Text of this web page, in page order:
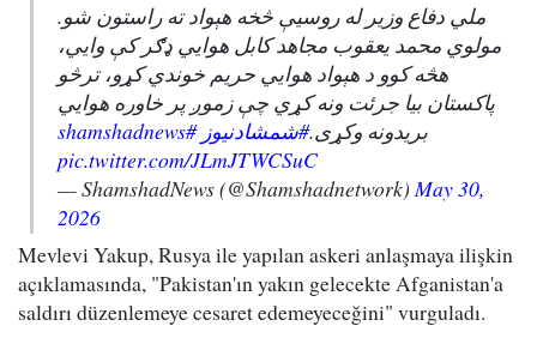
ملي دفاع وزیر له روسیې څخه هېواد ته راستون شو.
مولوي محمد یعقوب مجاهد کابل هوايي ډګر کې وايي،
هڅه کوو د هېواد هوايي حریم خوندي کړو، ترڅو
پاکستان بیا جرئت ونه کړي چې زموږ پر خاوره هوايي
بریدونه وکړی.#شمشادنیوز #shamshadnews
pic.twitter.com/JLmJTWCSuC
— ShamshadNews (@Shamshadnetwork)May 30,
2026
Mevlevi Yakup, Rusya ile yapılan askeri anlaşmaya ilişkin
açıklamasında, "Pakistan'ın yakın gelecekte Afganistan'a
saldırı düzenlemeye cesaret edemeyeceğini" vurguladı.